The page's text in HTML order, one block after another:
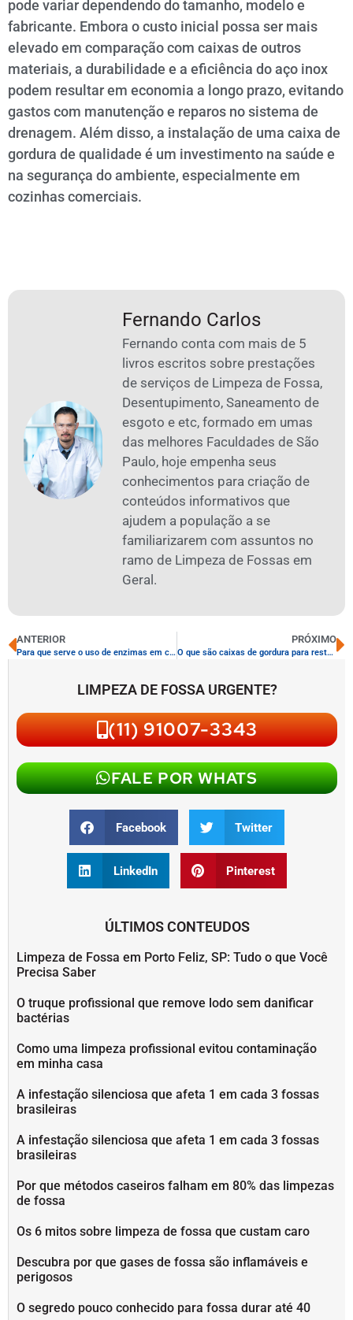
pode variar dependendo do tamanho, modelo e
fabricante. Embora o custo inicial possa ser mais
elevado em comparação com caixas de outros
materiais, a durabilidade e a eficiência do aço inox
podem resultar em economia a longo prazo, evitando
gastos com manutenção e reparos no sistema de
drenagem. Além disso, a instalação de uma caixa de
gordura de qualidade é um investimento na saúde e
na segurança do ambiente, especialmente em
cozinhas comerciais.
Fernando Carlos
Fernando conta com mais de 5
livros escritos sobre prestações
de serviços de Limpeza de Fossa,
Desentupimento, Saneamento de
esgoto e etc, formado em umas
das melhores Faculdades de São
Paulo, hoje empenha seus
conhecimentos para criação de
conteúdos informativos que
ajudem a população a se
familiarizarem com assuntos no
ramo de Limpeza de Fossas em
Geral.
ANTERIOR
Para que serve o uso de enzimas em caixas de gordura
PRÓXIMO
O que são caixas de gordura para restaurantes
LIMPEZA DE FOSSA URGENTE?
(11) 91007-3343
FALE POR WHATS
Facebook Twitter
LinkedIn Pinterest
ÚLTIMOS CONTEUDOS
Limpeza de Fossa em Porto Feliz, SP: Tudo o que Você
Precisa Saber
O truque profissional que remove lodo sem danificar
bactérias
Como uma limpeza profissional evitou contaminação
em minha casa
A infestação silenciosa que afeta 1 em cada 3 fossas
brasileiras
A infestação silenciosa que afeta 1 em cada 3 fossas
brasileiras
Por que métodos caseiros falham em 80% das limpezas
de fossa
Os 6 mitos sobre limpeza de fossa que custam caro
Descubra por que gases de fossa são inflamáveis e
perigosos
O segredo pouco conhecido para fossa durar até 40